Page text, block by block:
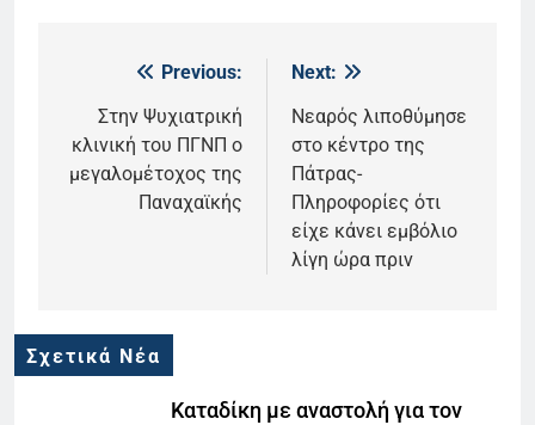
Πλοήγηση
άρθρων
Previous:
Στην Ψυχιατρική
κλινική του ΠΓΝΠ ο
μεγαλομέτοχος της
Παναχαϊκής
Next:
Νεαρός λιποθύμησε
στο κέντρο της
Πάτρας-
Πληροφορίες ότι
είχε κάνει εμβόλιο
λίγη ώρα πριν
Σχετικά Νέα
Καταδίκη με αναστολή για τον